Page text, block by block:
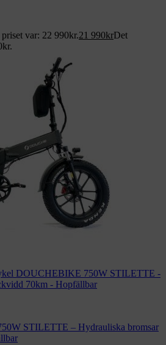
var: 22 990kr.21 990krDet
STILETTE – Hydrauliska bromsar